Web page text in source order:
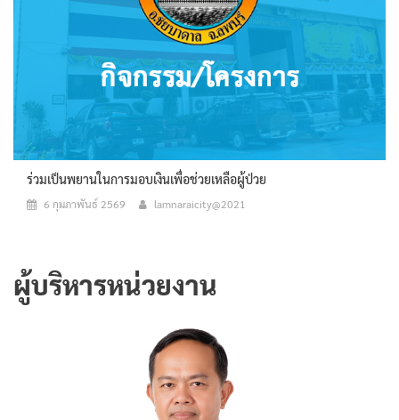
ร่วมเป็นพยานในการมอบเงินเพื่อช่วยเหลือผู้ป่วย
6 กุมภาพันธ์ 2569 lamnaraicity@2021
ผู้บริหารหน่วยงาน